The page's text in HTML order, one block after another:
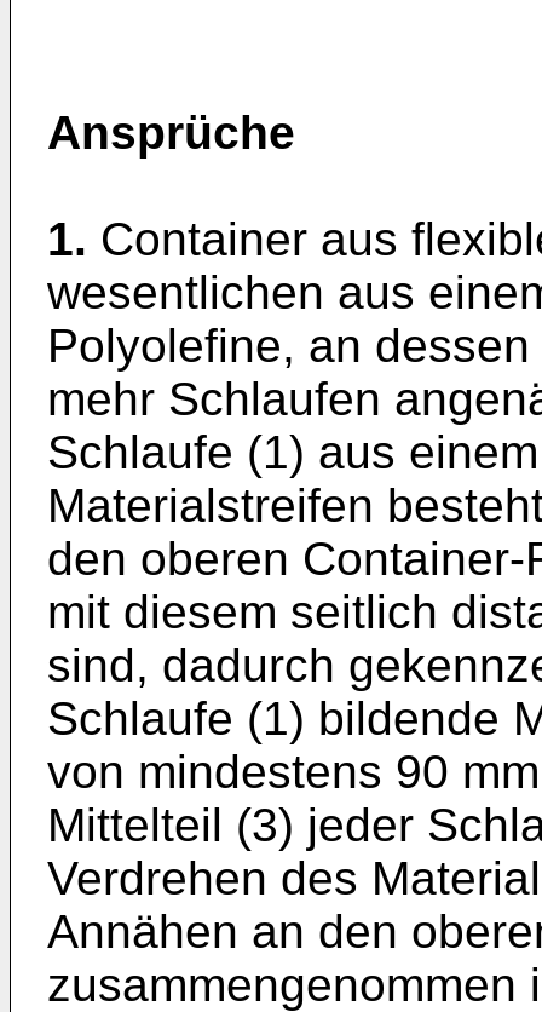
Ansprüche
1. Container aus
wesentlichen aus
Polyolefine, an
mehr Schlaufen
Schlaufe (1) aus
Materialstreifen
den oberen
mit diesem seitlich
sind, dadurch
Schlaufe (1) bildende
von mindestens 90
Mittelteil (3) jeder
Verdrehen des
Annähen an den
zusammengenommen